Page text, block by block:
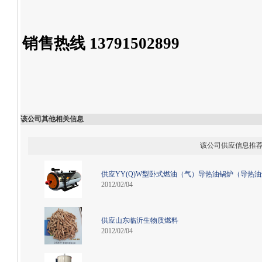
销售热线 13791502899
该公司其他相关信息
该公司供应信息推
供应YY(Q)W型卧式燃油（气）导热油锅炉（导热
2012/02/04
供应山东临沂生物质燃料
2012/02/04